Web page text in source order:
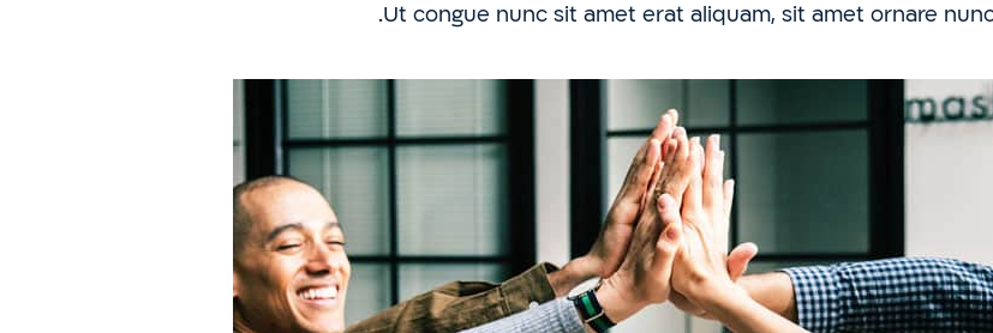
Ut congue nunc sit amet erat aliquam, sit amet ornare